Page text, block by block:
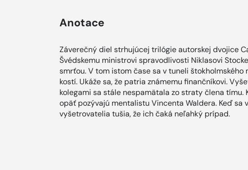
Anotace
Záverečný diel strhujúcej trilógie autorskej dvojice
Švédskemu ministrovi spravodlivosti Niklasovi
smrťou. V tom istom čase sa v tuneli
kostí. Ukáže sa, že patria známemu finančníkovi.
kolegami sa stále nespamätala zo straty člena tímu.
opäť pozývajú mentalistu Vincenta Waldera. Keď sa
vyšetrovatelia tušia, že ich čaká neľahký prípad.